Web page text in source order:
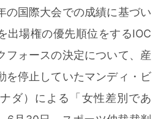
の国際大会での成績に基づい
出場権の優先順位をするIOC
フォースの決定について、産
を停止していたマンディ・ビ
ダ）による「女性差別であ